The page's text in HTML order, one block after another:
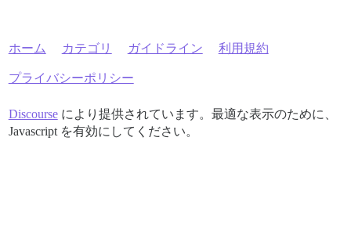
ホーム カテゴリ ガイドライン 利用規約
プライバシーポリシー
Discourseにより提供されています。最適な表示のために、
Javascript を有効にしてください。